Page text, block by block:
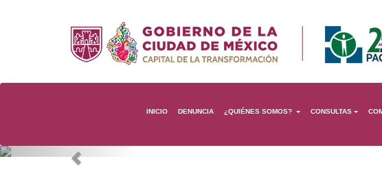
INICIO DENUNCIA ¿QUIÉNES SOMOS? CONSULTAS
Previous